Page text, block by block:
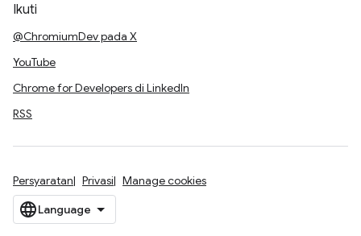
Ikuti
@ChromiumDev pada X
YouTube
Chrome for Developers di LinkedIn
RSS
Persyaratan Privasi Manage cookies